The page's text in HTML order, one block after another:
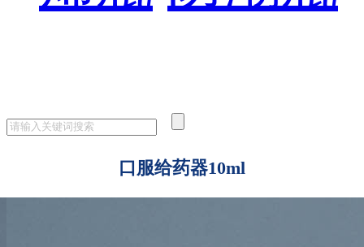
口服给药器10ml